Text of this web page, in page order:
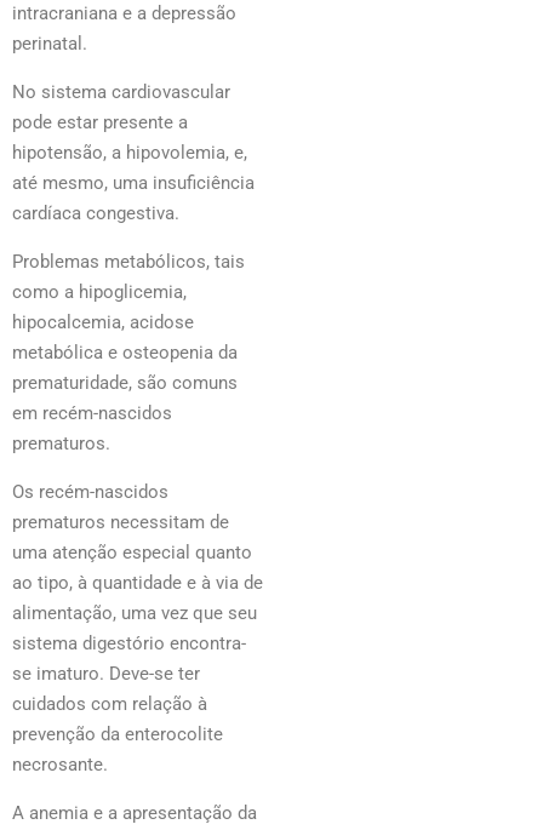
intracraniana e a depressão
perinatal.
No sistema cardiovascular
pode estar presente a
hipotensão, a hipovolemia, e,
até mesmo, uma insuficiência
cardíaca congestiva.
Problemas metabólicos, tais
como a hipoglicemia,
hipocalcemia, acidose
metabólica e osteopenia da
prematuridade, são comuns
em recém-nascidos
prematuros.
Os recém-nascidos
prematuros necessitam de
uma atenção especial quanto
ao tipo, à quantidade e à via de
alimentação, uma vez que seu
sistema digestório encontra-
se imaturo. Deve-se ter
cuidados com relação à
prevenção da enterocolite
necrosante.
A anemia e a apresentação da